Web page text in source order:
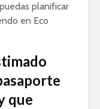
planificar
en Eco
que